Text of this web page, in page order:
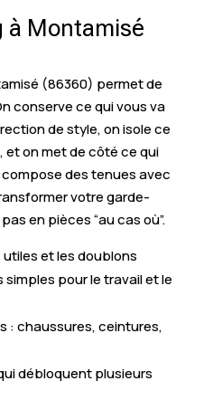
à Montamisé
(86360) permet de
conserve ce qui vous va
de style, on isole ce
et on met de côté ce qui
des tenues avec
votre garde-
en pièces “au cas où”.
et les doublons
pour le travail et le
: chaussures, ceintures,
débloquent plusieurs